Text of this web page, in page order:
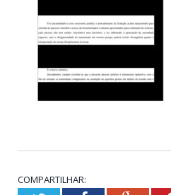
COMPARTILHAR: